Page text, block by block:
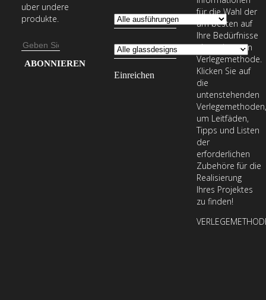
uber undere
produkte.
E-
Mail-
Geben
für die Wahl der
am besten auf
Ihre Bedürfnisse
abgestimmten
Verlegemethode.
Klicken Sie auf
die
untenstehenden
Verlegemethoden,
um Leitfäden,
Tipps und Listen
der
erforderlichen
Zubehöre für die
Realisierung
Ihres Projektes
zu finden!